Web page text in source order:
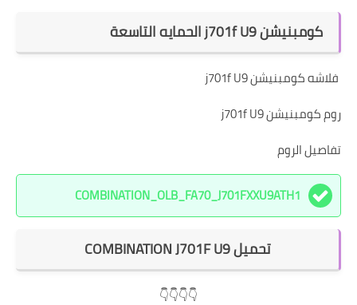
كومبنيشن j701f U9 الحمايه التاسعة
فلاشه كومبنيشن j701f U9
روم كومبنيشن j701f U9
تفاصيل الروم
COMBINATION_OLB_FA70_J701FXXU9ATH1
تحميل COMBINATION J701F U9
👇👇👇👇